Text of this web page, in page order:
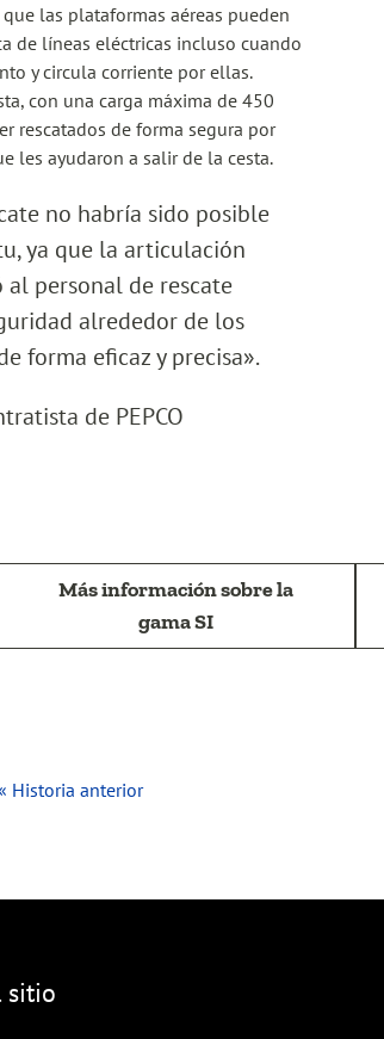
las plataformas aéreas pueden
de líneas eléctricas incluso cuando
y circula corriente por ellas.
con una carga máxima de 450
rescatados de forma segura por
les ayudaron a salir de la cesta.
no habría sido posible
ya que la articulación
personal de rescate
alrededor de los
forma eficaz y precisa».
de PEPCO
Más información sobre la
gama SI
Historia anterior
sitio